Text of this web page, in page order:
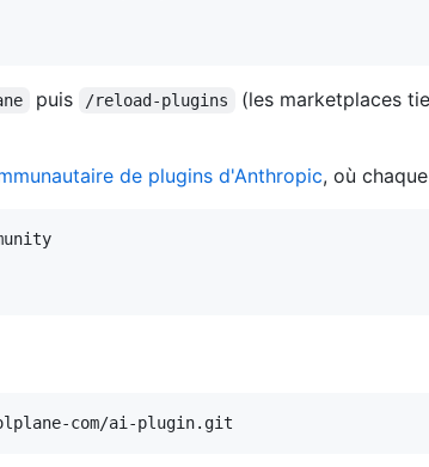
puis /reload-plugins
(les marketplaces
de plugins d'Anthropic, où